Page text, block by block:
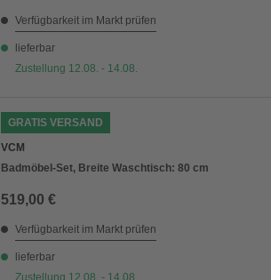
Verfügbarkeit im Markt prüfen
lieferbar
Zustellung 12.08. - 14.08.
GRATIS VERSAND
VCM
Badmöbel-Set, Breite Waschtisch: 80 cm
519,00 €
Verfügbarkeit im Markt prüfen
lieferbar
Zustellung 12.08. - 14.08.